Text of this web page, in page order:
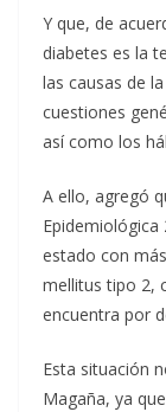
Y que, de
diabetes es la
las causas de
cuestiones
así como los
A ello, agregó
Epidemiológica
estado con
mellitus tipo 2,
encuentra por
Esta situación
Magaña, ya